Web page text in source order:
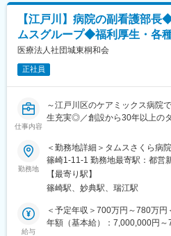
タムスグループで、あなたのチ
【当社について】
・1993年に初めてクリニックを
含め90以上の事業所を展開してい
・東京・埼玉・千葉に病院、ク
認可保育園、乳児院などを運営
変更の範囲：会社の定める業務
経験を積んだ後に経営的目線を
する立場となる方、など「病院
ただきます。
【タムスグループ法人本部につい
はベンチャー的な要素が強く、
せん。各部署には30代のマネー
【ポジション魅力】
・事業本部には病院事業部、介
ク事業部、在宅医療事業部、給
り、各専門職が本部の立場から
の経験を通してタムスグループ
いただけます。
【江戸川】病院の副看護部
ムスグループ◆福利厚生・各
医療法人社団城東桐和会
正社員
仕事内容
～江戸川区のケアミックス病院
生充実◎／創設から30年以上の
【業務内容】
江戸川区のケアミックス病院で
おります。
・回復期リハ、地域包括ケア、
務
・看護部全体の管理業務
・地域連携業務
・採用業務
勤務地
＜勤務地詳細＞タムスさくら病
篠崎1-11-1 勤務地最寄駅：都営
地内全面禁煙変更の範囲：会社
【最寄り駅】
篠崎駅、妙典駅、瑞江駅
給与
＜予定年収＞700万円～780万
年額（基本給）：7,000,000円～